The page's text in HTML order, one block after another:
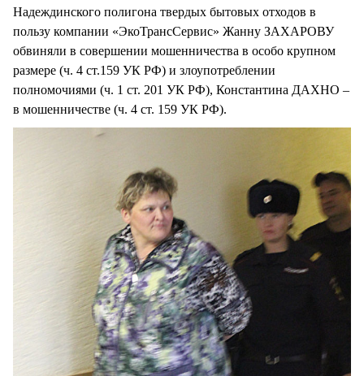
Надеждинского полигона твердых бытовых отходов в
пользу компании «ЭкоТрансСервис» Жанну ЗАХАРОВУ
обвиняли в совершении мошенничества в особо крупном
размере (ч. 4 ст.159 УК РФ) и злоупотреблении
полномочиями (ч. 1 ст. 201 УК РФ), Константина ДАХНО –
в мошенничестве (ч. 4 ст. 159 УК РФ).